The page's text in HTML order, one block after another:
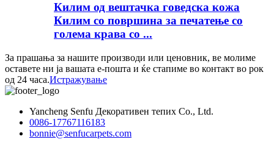
Килим од вештачка говедска кожа
Килим со површина за печатење со
голема крава со ...
За прашања за нашите производи или ценовник, ве молиме
оставете ни ја вашата е-пошта и ќе стапиме во контакт во рок
од 24 часа.Истражување
Yancheng Senfu Декоративен тепих Co., Ltd.
0086-17767116183
bonnie@senfucarpets.com